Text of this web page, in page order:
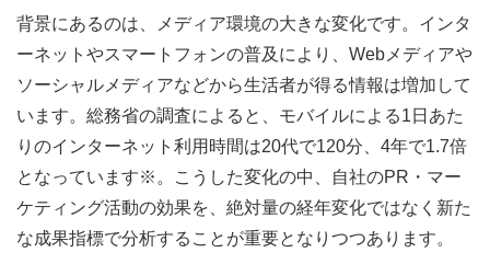
背景にあるのは、メディア環境の大きな変化です。インタ
ーネットやスマートフォンの普及により、Webメディアや
ソーシャルメディアなどから生活者が得る情報は増加して
います。総務省の調査によると、モバイルによる1日あた
りのインターネット利用時間は20代で120分、4年で1.7倍
となっています※。こうした変化の中、自社のPR・マー
ケティング活動の効果を、絶対量の経年変化ではなく新た
な成果指標で分析することが重要となりつつあります。